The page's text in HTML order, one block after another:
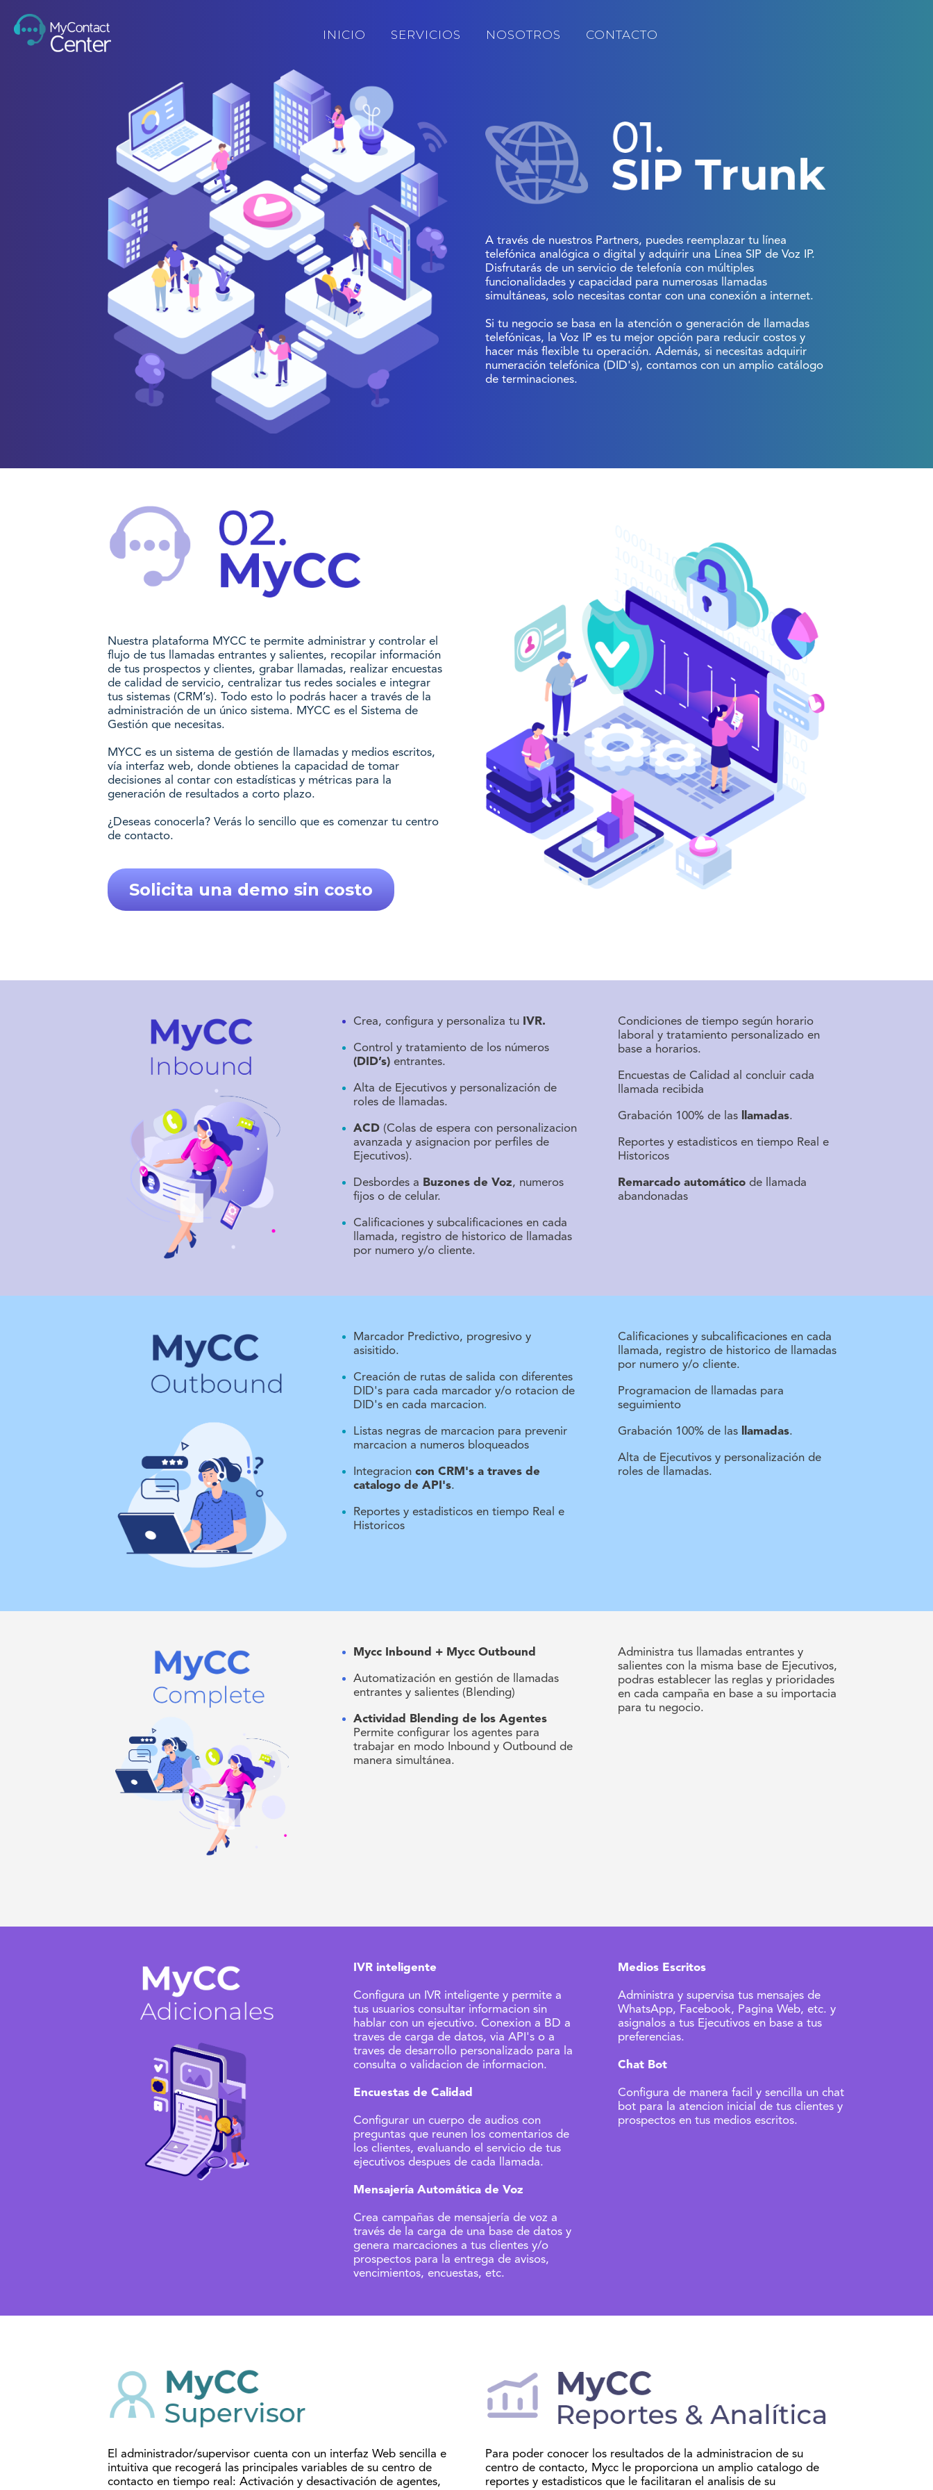
INICIO SERVICIOS NOSOTROS CONTACTO
A través de nuestros Partners, puedes reemplazar tu línea
telefónica analógica o digital y adquirir una Línea SIP de Voz IP.
Disfrutarás de un servicio de telefonía con múltiples
funcionalidades y capacidad para numerosas llamadas
simultáneas, solo necesitas contar con una conexión a internet.
Si tu negocio se basa en la atención o generación de llamadas
telefónicas, la Voz IP es tu mejor opción para reducir costos y
hacer más flexible tu operación. Además, si necesitas adquirir
numeración telefónica (DID's), contamos con un amplio catálogo
de terminaciones.
Nuestra plataforma MYCC te permite administrar y controlar el
flujo de tus llamadas entrantes y salientes, recopilar información
de tus prospectos y clientes, grabar llamadas, realizar encuestas
de calidad de servicio, centralizar tus redes sociales e integrar
tus sistemas (CRM’s). Todo esto lo podrás hacer a través de la
administración de un único sistema. MYCC es el Sistema de
Gestión que necesitas.
MYCC es un sistema de gestión de llamadas y medios escritos,
vía interfaz web, donde obtienes la capacidad de tomar
decisiones al contar con estadísticas y métricas para la
generación de resultados a corto plazo.
¿Deseas conocerla? Verás lo sencillo que es comenzar tu centro
de contacto.
Solicita una demo sin costo
Crea, configura y personaliza tu IVR.
Control y tratamiento de los números
(DID’s)entrantes.
Alta de Ejecutivos y personalización de
roles de llamadas.
ACD(Colas de espera con personalizacion
avanzada y asignacion por perfiles de
Ejecutivos).
Desbordes a Buzones de Voz, numeros
fijos o de celular.
Calificaciones y subcalificaciones en cada
llamada, registro de historico de llamadas
por numero y/o cliente.
Condiciones de tiempo según horario
laboral y tratamiento personalizado en
base a horarios.
Encuestas de Calidad al concluir cada
llamada recibida
Grabación 100% de las llamadas.
Reportes y estadisticos en tiempo Real e
Historicos
Remarcado automáticode llamada
abandonadas
Marcador Predictivo, progresivo y
asisitido.
Creación de rutas de salida con diferentes
DID's para cada marcador y/o rotacion de
DID's en cada marcacion.
Listas negras de marcacion para prevenir
marcacion a numeros bloqueados
Integracion con CRM's a traves de
catalogo de API's.
Reportes y estadisticos en tiempo Real e
Historicos
Calificaciones y subcalificaciones en cada
llamada, registro de historico de llamadas
por numero y/o cliente.
Programacion de llamadas para
seguimiento
Grabación 100% de las llamadas.
Alta de Ejecutivos y personalización de
roles de llamadas.
Mycc Inbound + Mycc Outbound
Automatización en gestión de llamadas
entrantes y salientes (Blending)
Actividad Blending de los Agentes
Permite configurar los agentes para
trabajar en modo Inbound y Outbound de
manera simultánea.
Administra tus llamadas entrantes y
salientes con la misma base de Ejecutivos,
podras establecer las reglas y prioridades
en cada campaña en base a su importacia
para tu negocio.
IVR inteligente
Configura un IVR inteligente y permite a
tus usuarios consultar informacion sin
hablar con un ejecutivo. Conexion a BD a
traves de carga de datos, via API's o a
traves de desarrollo personalizado para la
consulta o validacion de informacion.
Encuestas de Calidad
Configurar un cuerpo de audios con
preguntas que reunen los comentarios de
los clientes, evaluando el servicio de tus
ejecutivos despues de cada llamada.
Mensajería Automática de Voz
Crea campañas de mensajería de voz a
través de la carga de una base de datos y
genera marcaciones a tus clientes y/o
prospectos para la entrega de avisos,
vencimientos, encuestas, etc.
Medios Escritos
Administra y supervisa tus mensajes de
WhatsApp, Facebook, Pagina Web, etc. y
asignalos a tus Ejecutivos en base a tus
preferencias.
Chat Bot
Configura de manera facil y sencilla un chat
bot para la atencion inicial de tus clientes y
prospectos en tus medios escritos.
El administrador/supervisor cuenta con un interfaz Web sencilla e
intuitiva que recogerá las principales variables de su centro de
contacto en tiempo real: Activación y desactivación de agentes,
Para poder conocer los resultados de la administracion de su
centro de contacto, Mycc le proporciona un amplio catalogo de
reportes y estadisticos que le facilitaran el analisis de su